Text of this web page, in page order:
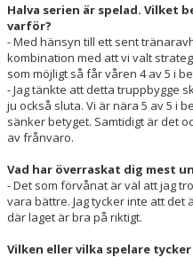
Halva serien är spelad. Vilket
varför?
- Med hänsyn till ett sent
kombination med att vi valt
som möjligt så får våren 4 av 5 i
- Jag tänkte att detta truppbygge
ju också sluta. Vi är nära 5 av 5 i
sänker betyget. Samtidigt är det
av frånvaro.
Vad har överraskat dig mest
- Det som förvånat är väl att jag
vara bättre. Jag tycker inte att det
där laget är bra på riktigt.
Vilken eller vilka spelare